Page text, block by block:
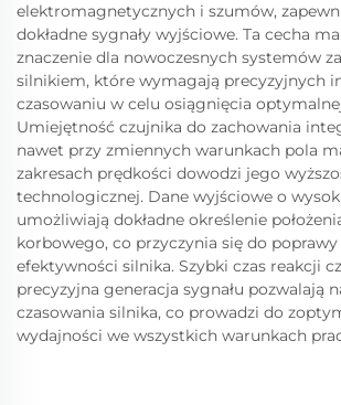
elektromagnetycznych i szumów,
dokładne sygnały wyjściowe. Ta cecha
znaczenie dla nowoczesnych systemów
silnikiem, które wymagają precyzyjnych
czasowaniu w celu osiągnięcia
Umiejętność czujnika do zachowania
nawet przy zmiennych warunkach pola
zakresach prędkości dowodzi jego
technologicznej. Dane wyjściowe o
umożliwiają dokładne określenie
korbowego, co przyczynia się do
efektywności silnika. Szybki czas reakcji
precyzyjna generacja sygnału pozwalają
czasowania silnika, co prowadzi do
wydajności we wszystkich warunkach